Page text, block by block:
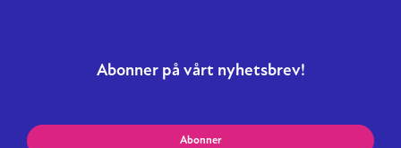
Abonner på vårt nyhetsbrev!
Abonner